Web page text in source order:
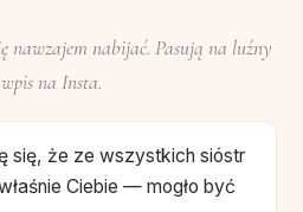
nawzajem nabijać. Pasują na luźny
na Insta.
się, że ze wszystkich sióstr
Ciebie — mogło być